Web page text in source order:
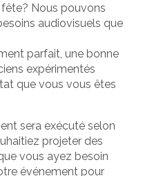
Nous pouvons
audiovisuels que
parfait, une bonne
expérimentés
que vous vous êtes
sera exécuté selon
projeter des
vous ayez besoin
événement pour